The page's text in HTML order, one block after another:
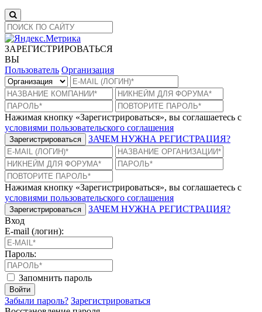
ЗАРЕГИСТРИРОВАТЬСЯ
ВЫ
Пользователь Организация
Нажимая кнопку «Зарегистрироваться», вы соглашаетесь с
условиями пользовательского соглашения
Зарегистрироваться ЗАЧЕМ НУЖНА РЕГИСТРАЦИЯ?
Нажимая кнопку «Зарегистрироваться», вы соглашаетесь с
условиями пользовательского соглашения
Зарегистрироваться
ЗАЧЕМ НУЖНА РЕГИСТРАЦИЯ?
Вход
E-mail (логин):
Пароль:
Запомнить пароль
Войти
Забыли пароль? Зарегистрироваться